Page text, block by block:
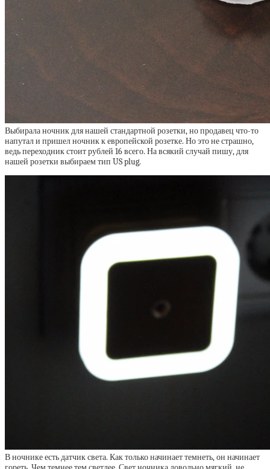
Выбирала ночник для нашей стандартной розетки, но продавец что-то
напутал и пришел ночник к европейской розетке. Но это не страшно,
ведь переходник стоит рублей 16 всего. На всякий случай пишу, для
нашей розетки выбираем тип US plug.
В ночнике есть датчик света. Как только начинает темнеть, он начинает